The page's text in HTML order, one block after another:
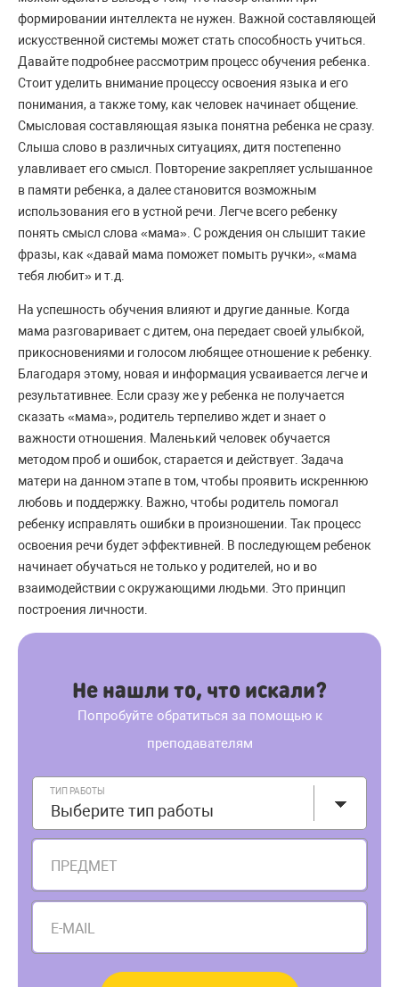
формировании интеллекта не нужен. Важной составляющей
искусственной системы может стать способность учиться.
Давайте подробнее рассмотрим процесс обучения ребенка.
Стоит уделить внимание процессу освоения языка и его
понимания, а также тому, как человек начинает общение.
Смысловая составляющая языка понятна ребенка не сразу.
Слыша слово в различных ситуациях, дитя постепенно
улавливает его смысл. Повторение закрепляет услышанное
в памяти ребенка, а далее становится возможным
использования его в устной речи. Легче всего ребенку
понять смысл слова «мама». С рождения он слышит такие
фразы, как «давай мама поможет помыть ручки», «мама
тебя любит» и т.д.
На успешность обучения влияют и другие данные. Когда
мама разговаривает с дитем, она передает своей улыбкой,
прикосновениями и голосом любящее отношение к ребенку.
Благодаря этому, новая и информация усваивается легче и
результативнее. Если сразу же у ребенка не получается
сказать «мама», родитель терпеливо ждет и знает о
важности отношения. Маленький человек обучается
методом проб и ошибок, старается и действует. Задача
матери на данном этапе в том, чтобы проявить искреннюю
любовь и поддержку. Важно, чтобы родитель помогал
ребенку исправлять ошибки в произношении. Так процесс
освоения речи будет эффективней. В последующем ребенок
начинает обучаться не только у родителей, но и во
взаимодействии с окружающими людьми. Это принцип
построения личности.
Не нашли то, что искали?
Попробуйте обратиться за помощью к
преподавателям
ТИП РАБОТЫ
Выберите тип работы
ПРЕДМЕТ
E-MAIL